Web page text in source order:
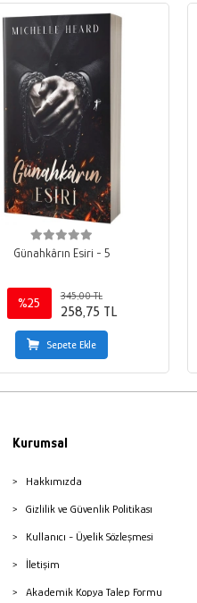
Günahkârın Esiri - 5
%25
345,00 TL
258,75 TL
Sepete Ekle
Kurumsal
Hakkımızda
Gizlilik ve Güvenlik Politikası
Kullanıcı - Üyelik Sözleşmesi
İletişim
Akademik Kopya Talep Formu